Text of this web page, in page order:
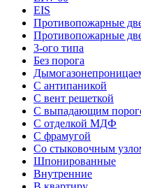
EIS
Противопожарные
Противопожарные
3-ого типа
Без порога
С антипаникой
С вент решеткой
С выпадающим
С отделкой МДФ
С фрамугой
Со стыковочным
Шпонированные
Внутренние